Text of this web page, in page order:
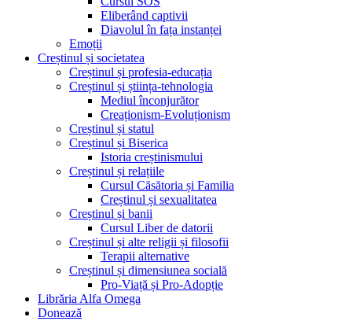
Eliberând captivii
Diavolul în fața instanței
Emoții
Creștinul și societatea
Creștinul și profesia-educația
Creștinul și știința-tehnologia
Mediul înconjurător
Creaționism-Evoluționism
Creștinul și statul
Creștinul și Biserica
Istoria creștinismului
Creștinul și relațiile
Cursul Căsătoria și Familia
Creștinul și sexualitatea
Creștinul și banii
Cursul Liber de datorii
Creștinul și alte religii și filosofii
Terapii alternative
Creștinul și dimensiunea socială
Pro-Viață și Pro-Adopție
Librăria Alfa Omega
Donează